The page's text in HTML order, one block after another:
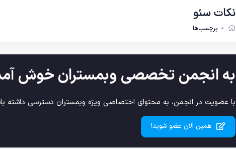
نکات سئو
برچسب‌ها
به انجمن تخصصی وبمستران خوش
با عضویت در انجمن، به محتوای اختصاصی ویژه وبمستران دسترسی داشته
همین الان عضو شوید!